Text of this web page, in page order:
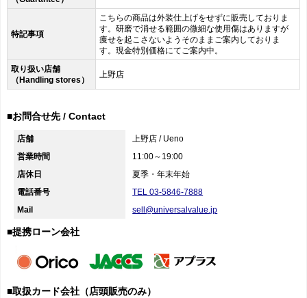
特記事項
こちらの商品は外装仕上げをせずに販売しておりま
す。研磨で消せる範囲の微細な使用傷はありますが
痩せを起こさないようそのままご案内しておりま
す。現金特別価格にてご案内中。
取り扱い店舗
（Handling stores）
上野店
■お問合せ先 / Contact
店舗
上野店 / Ueno
営業時間
11:00～19:00
店休日
夏季・年末年始
電話番号
TEL 03-5846-7888
Mail
sell@universalvalue.jp
■提携ローン会社
■取扱カード会社（店頭販売のみ）